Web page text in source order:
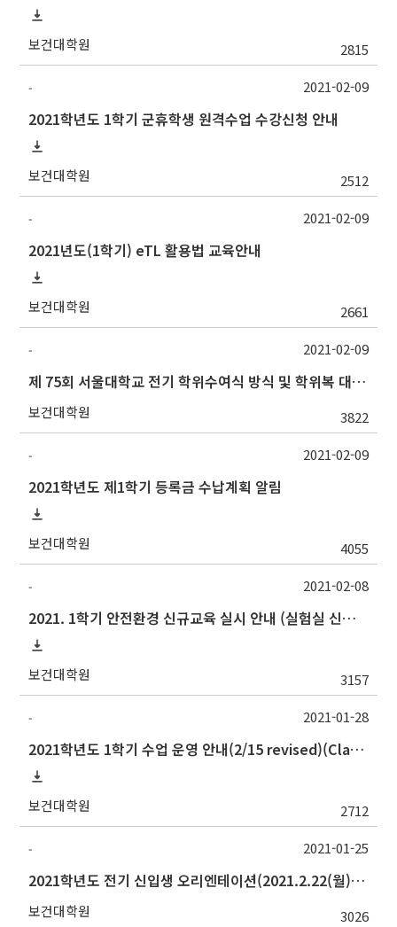
보건대학원 2815
-
2021학년도 1학기 군휴학생 원격수업 수강신청 안내
보건대학원 2512
2021-02-09
-
2021년도(1학기) eTL 활용법 교육안내
보건대학원 2661
2021-02-09
-
제 75회 서울대학교 전기 학위수여식 방식 및 학위복 대여 안내(2/25수정)
보건대학원 3822
2021-02-09
-
2021학년도 제1학기 등록금 수납계획 알림
보건대학원 4055
2021-02-09
-
2021. 1학기 안전환경 신규교육 실시 안내 (실험실 신입생, 연구원 등 필수)
보건대학원 3157
2021-02-08
-
2021학년도 1학기 수업 운영 안내(2/15 revised)(Class Operation Guide for Spring Semester 2021)
보건대학원 2712
2021-01-28
-
2021학년도 전기 신입생 오리엔테이션(2021.2.22(월)) 안내
보건대학원 3026
2021-01-25